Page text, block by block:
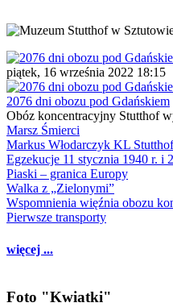
piątek, 16 września 2022 18:15
2076 dni obozu pod Gdańskiem
Obóz koncentracyjny Stutthof
Marsz Śmierci
Markus Włodarczyk KL
Egzekucje 11 stycznia 1940 r. i
Piaski – granica Europy
Walka z „Zielonymi”
Wspomnienia więźnia obozu
Pierwsze transporty
więcej ...
Foto "Kwiatki"